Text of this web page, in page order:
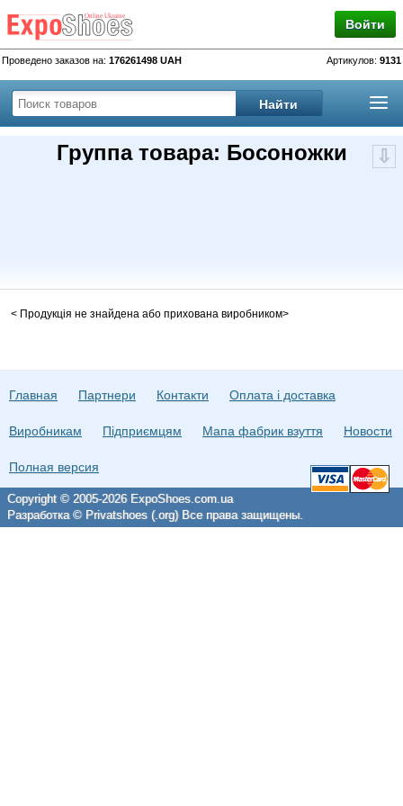
Войти
Проведено заказов на: 176261498 UAH Артикулов: 9131
Группа товара: Босоножки
< Продукція не знайдена або прихована виробником>
Главная Партнери Контакти Оплата і доставка
Виробникам Підприємцям Мапа фабрик взуття Новости
Полная версия
Copyright © 2005-2026 ExpoShoes.com.ua
Разработка © Privatshoes (.org) Все права защищены.